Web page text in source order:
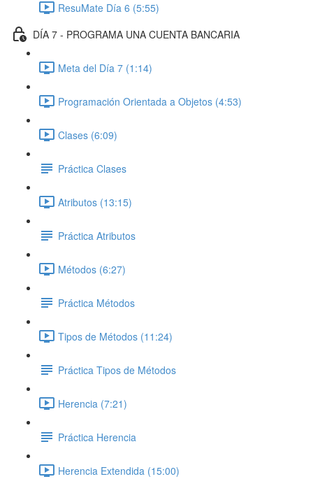
ResuMate Día 6 (5:55)
DÍA 7 - PROGRAMA UNA CUENTA BANCARIA
Meta del Día 7 (1:14)
Programación Orientada a Objetos (4:53)
Clases (6:09)
Práctica Clases
Atributos (13:15)
Práctica Atributos
Métodos (6:27)
Práctica Métodos
Tipos de Métodos (11:24)
Práctica Tipos de Métodos
Herencia (7:21)
Práctica Herencia
Herencia Extendida (15:00)